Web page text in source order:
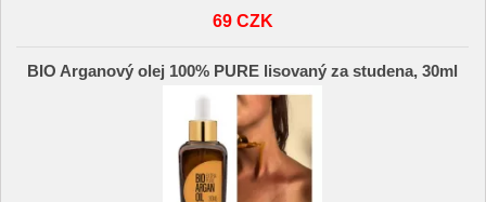
69 CZK
BIO Arganový olej 100% PURE lisovaný za studena, 30ml